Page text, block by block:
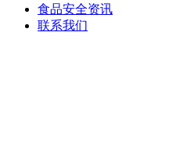
食品安全资讯
联系我们